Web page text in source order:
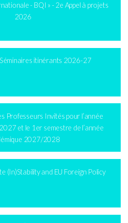
- BQI » - 2e Appel à projets
2026
itinérants 2026-27
Professeurs Invités pour l’année
et le 1er semestre de l’année
2027/2028
(In)Stability and EU Foreign Policy